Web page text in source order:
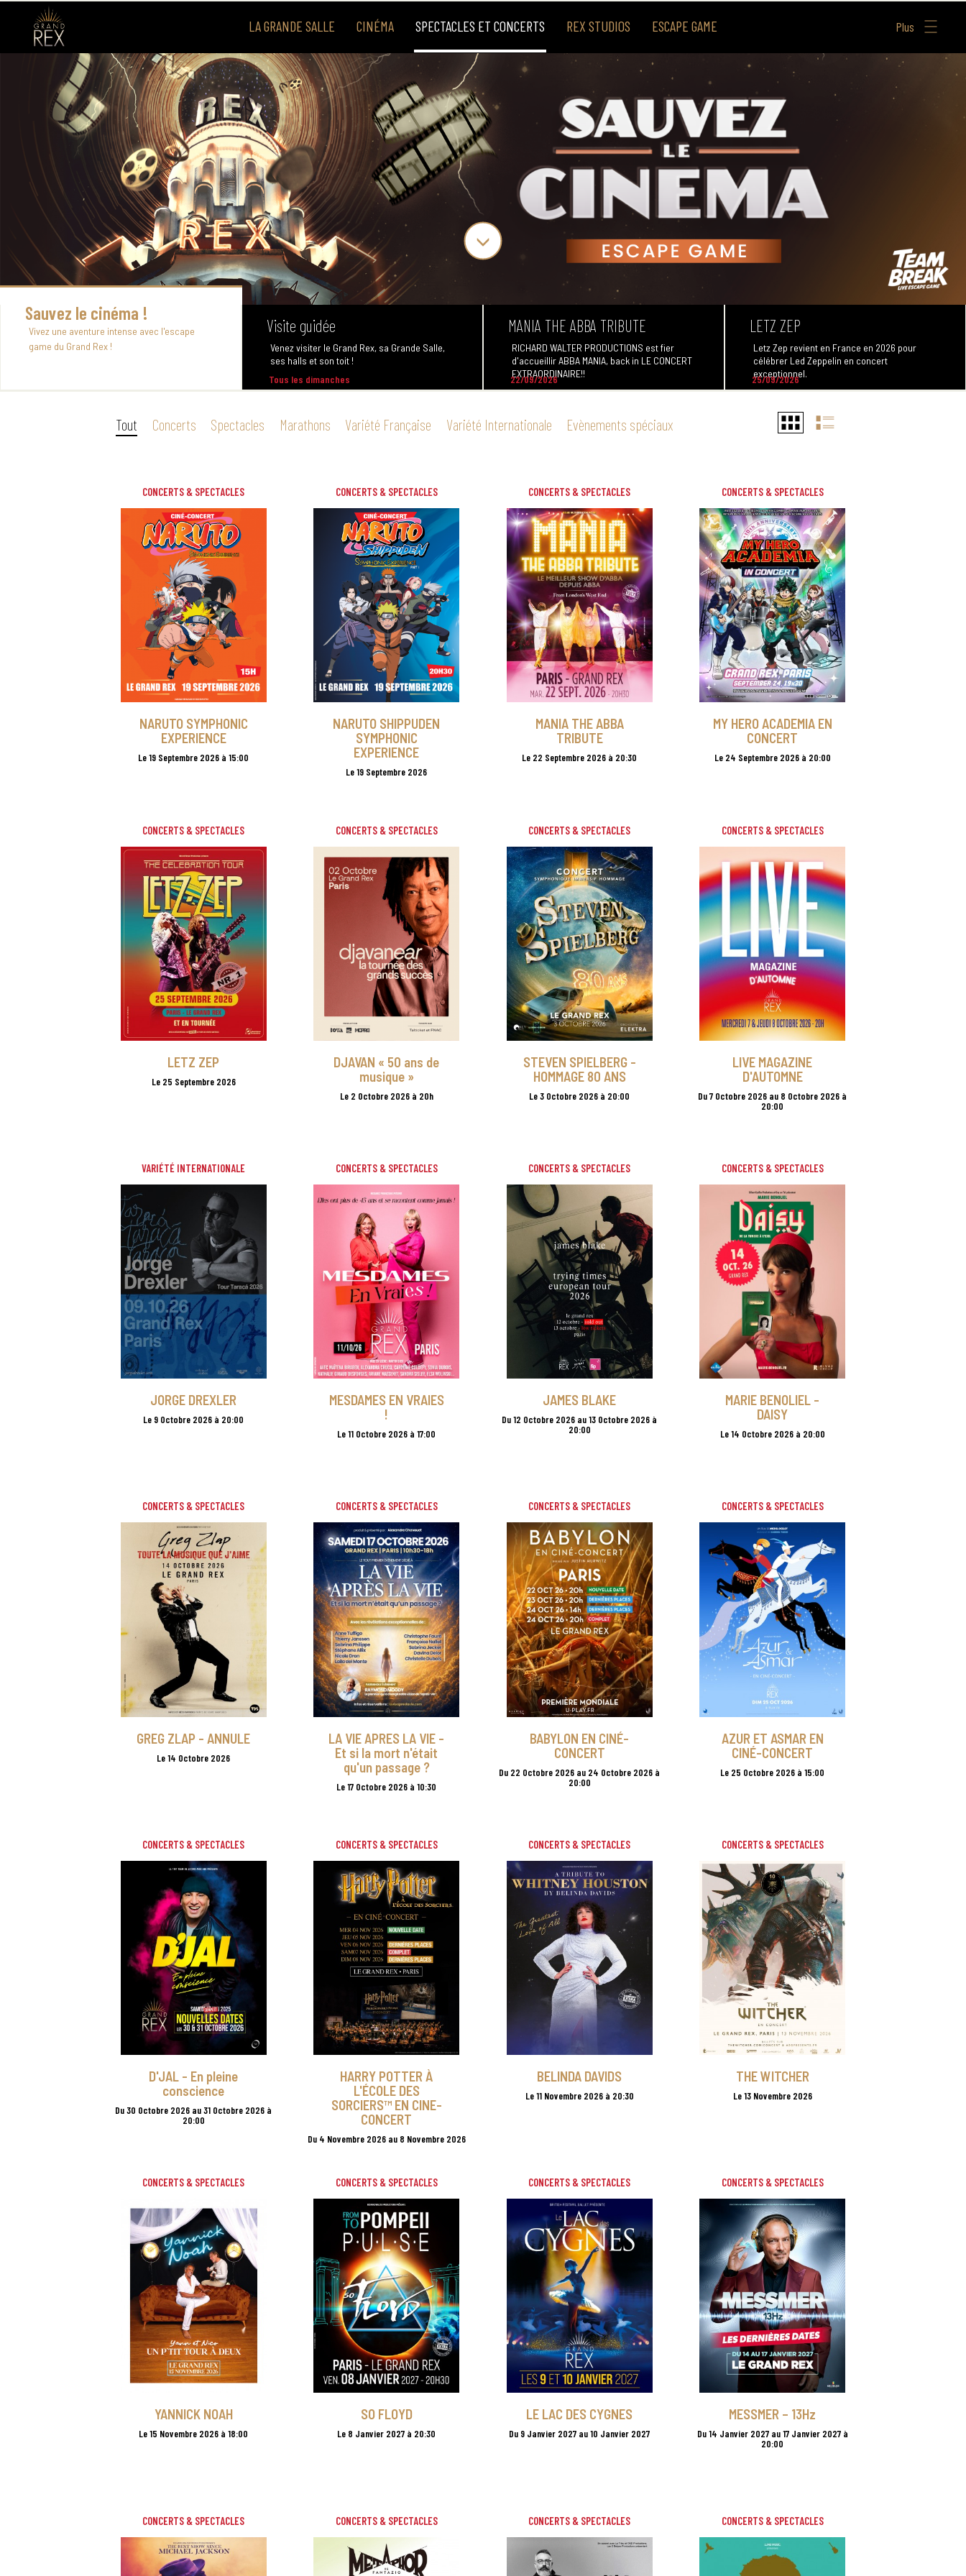
LA GRANDE SALLE CINÉMA SPECTACLES ET CONCERTS REX STUDIOS ESCAPE GAME Plus
Sauvez le cinéma !
Vivez une aventure intense avec l'escape
Visite guidée
Venez visiter le Grand Rex, sa Grande Salle,
ses halls et son toit !
Tous les dimanches
MANIA THE ABBA TRIBUTE
RICHARD WALTER PRODUCTIONS est fier
d'accueillir ABBA MANIA, back in LE CONCERT
EXTRAORDINAIRE!!
22/09/2026
LETZ ZEP
Letz Zep revient en France en 2026 pour
célébrer Led Zeppelin en concert
exceptionnel.
25/09/2026
Tout Concerts Spectacles Marathons Variété Française Variété Internationale Evènements spéciaux
CONCERTS & SPECTACLES
NARUTO SYMPHONIC
EXPERIENCE
Le 19 Septembre 2026 à 15:00
CONCERTS & SPECTACLES
NARUTO SHIPPUDEN
SYMPHONIC
EXPERIENCE
Le 19 Septembre 2026
CONCERTS & SPECTACLES
MANIA THE ABBA
TRIBUTE
Le 22 Septembre 2026 à 20:30
CONCERTS & SPECTACLES
MY HERO ACADEMIA EN
CONCERT
Le 24 Septembre 2026 à 20:00
CONCERTS & SPECTACLES
LETZ ZEP
Le 25 Septembre 2026
CONCERTS & SPECTACLES
DJAVAN « 50 ans de
musique »
Le 2 Octobre 2026 à 20h
CONCERTS & SPECTACLES
STEVEN SPIELBERG -
HOMMAGE 80 ANS
Le 3 Octobre 2026 à 20:00
CONCERTS & SPECTACLES
LIVE MAGAZINE
D'AUTOMNE
Du 7 Octobre 2026 au 8 Octobre 2026 à
20:00
VARIÉTÉ INTERNATIONALE
JORGE DREXLER
Le 9 Octobre 2026 à 20:00
CONCERTS & SPECTACLES
MESDAMES EN VRAIES
!
Le 11 Octobre 2026 à 17:00
CONCERTS & SPECTACLES
JAMES BLAKE
Du 12 Octobre 2026 au 13 Octobre 2026 à
20:00
CONCERTS & SPECTACLES
MARIE BENOLIEL -
DAISY
Le 14 Octobre 2026 à 20:00
CONCERTS & SPECTACLES
GREG ZLAP - ANNULE
Le 14 Octobre 2026
CONCERTS & SPECTACLES
LA VIE APRES LA VIE -
Et si la mort n'était
qu'un passage ?
Le 17 Octobre 2026 à 10:30
CONCERTS & SPECTACLES
BABYLON EN CINÉ-
CONCERT
Du 22 Octobre 2026 au 24 Octobre 2026 à
20:00
CONCERTS & SPECTACLES
AZUR ET ASMAR EN
CINÉ-CONCERT
Le 25 Octobre 2026 à 15:00
CONCERTS & SPECTACLES
D'JAL - En pleine
conscience
Du 30 Octobre 2026 au 31 Octobre 2026 à
20:00
CONCERTS & SPECTACLES
HARRY POTTER À
L'ÉCOLE DES
SORCIERS™ EN CINE-
CONCERT
Du 4 Novembre 2026 au 8 Novembre 2026
CONCERTS & SPECTACLES
BELINDA DAVIDS
Le 11 Novembre 2026 à 20:30
CONCERTS & SPECTACLES
THE WITCHER
Le 13 Novembre 2026
CONCERTS & SPECTACLES
YANNICK NOAH
Le 15 Novembre 2026 à 18:00
CONCERTS & SPECTACLES
SO FLOYD
Le 8 Janvier 2027 à 20:30
CONCERTS & SPECTACLES
LE LAC DES CYGNES
Du 9 Janvier 2027 au 10 Janvier 2027
CONCERTS & SPECTACLES
MESSMER – 13Hz
Du 14 Janvier 2027 au 17 Janvier 2027 à
20:00
CONCERTS & SPECTACLES CONCERTS & SPECTACLES CONCERTS & SPECTACLES CONCERTS & SPECTACLES